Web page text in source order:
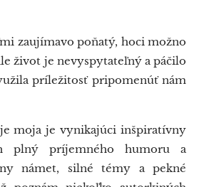
zaujímavo poňatý, hoci možno
život je nevyspytateľný a páčilo
príležitosť pripomenúť nám
moja je vynikajúci inšpiratívny
plný príjemného humoru a
námet, silné témy a pekné